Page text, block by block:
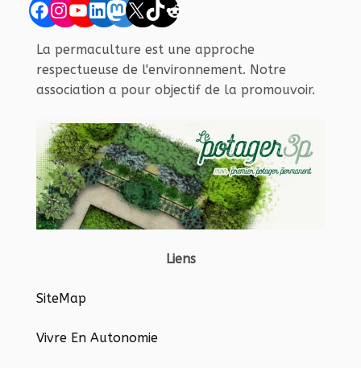
Facebook
Instagram
YouTube
LinkedIn
Mastodon
X TikTok
Reddit
La permaculture est une approche
respectueuse de l'environnement. Notre
association a pour objectif de la promouvoir.
Liens
SiteMap
Vivre En Autonomie